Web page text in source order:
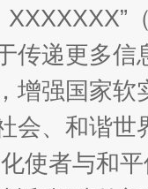
传递更多
增强国家
会、和谐
使者与和